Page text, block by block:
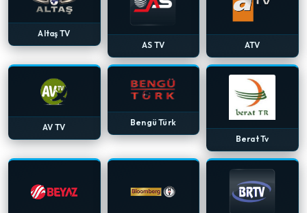
Altaş TV
AS TV
ATV
AV TV
Bengü Türk
Berat Tv